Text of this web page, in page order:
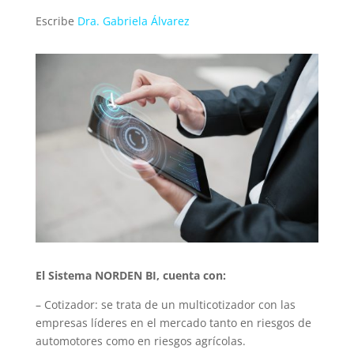
Escribe Dra. Gabriela Álvarez
El Sistema NORDEN BI, cuenta con:
– Cotizador: se trata de un multicotizador con las
empresas líderes en el mercado tanto en riesgos de
automotores como en riesgos agrícolas.